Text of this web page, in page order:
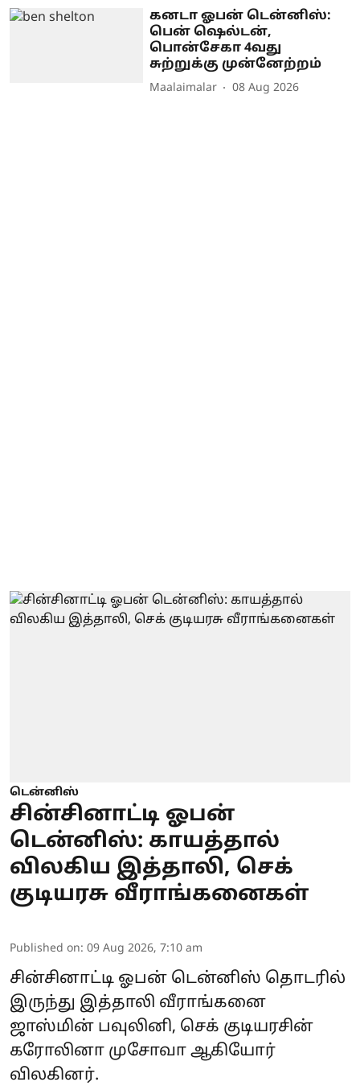
கனடா ஓபன் டென்னிஸ்:
பென் ஷெல்டன்,
பொன்சேகா 4வது
சுற்றுக்கு முன்னேற்றம்
Maalaimalar 08 Aug 2026
டென்னிஸ்
சின்சினாட்டி ஓபன்
டென்னிஸ்: காயத்தால்
விலகிய இத்தாலி, செக்
குடியரசு வீராங்கனைகள்
Published on: 09 Aug 2026, 7:10 am
சின்சினாட்டி ஓபன் டென்னிஸ் தொடரில்
இருந்து இத்தாலி வீராங்கனை
ஜாஸ்மின் பவுலினி, செக் குடியரசின்
கரோலினா முசோவா ஆகியோர்
விலகினர்.